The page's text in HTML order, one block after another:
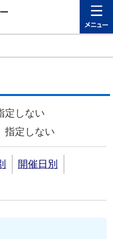
日立シビ
定しない
指定しない
開催日別